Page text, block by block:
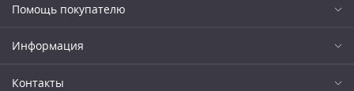
Помощь покупателю
Информация
Контакты